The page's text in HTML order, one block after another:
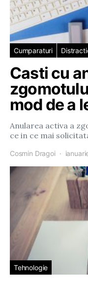
Cumparaturi
Casti cu
mod de a
Anularea activa a
ce in ce mai
Cosmin Dragoi
Tehnologie